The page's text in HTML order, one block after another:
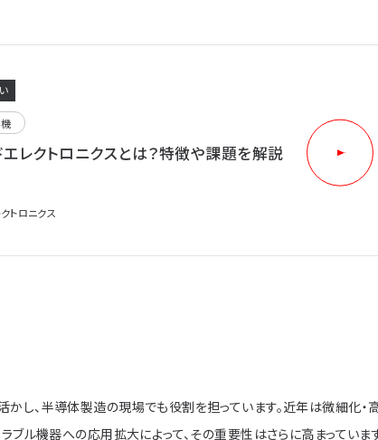
エレクトロニクスとは？特徴や課題を解説
トロニクス
し、半導体製造の現場でも役割を担っています。近年は微細化・
ル機器への応用拡大によって、その重要性はさらに高まっています